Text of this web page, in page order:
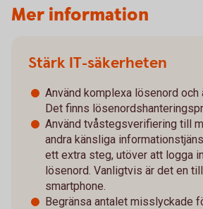
Mer information
Stärk IT-säkerheten
Använd komplexa lösenord och
Det finns
Använd tvåstegsverifiering till
andra känsliga
ett extra steg, utöver att logga
lösenord. Vanligtvis är det en
smartphone.
Begränsa antalet misslyckade